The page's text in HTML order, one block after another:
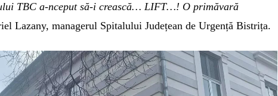
TBC a-nceput să-i crească… LIFT…! O primăvară
Lazany, managerul Spitalului Județean de Urgență Bistrița.